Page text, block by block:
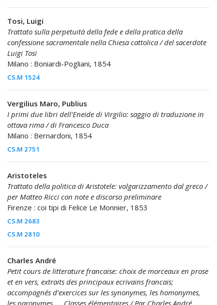
Tosi, Luigi
Trattato sulla perpetuità della fede e della pratica della
confessione sacramentale nella Chiesa cattolica / del sacerdote
Luigi Tosi
Milano : Boniardi-Pogliani, 1854
CS.M 1524
Vergilius Maro, Publius
I primi due libri dell'Eneide di Virgilio: saggio di traduzione in
ottava rima / di Francesco Duca
Milano : Bernardoni, 1854
CS.M 2751
Aristoteles
Trattato della politica di Aristotele: volgarizzamento dal greco /
per Matteo Ricci con note e discorso preliminare
Firenze : coi tipi di Felice Le Monnier, 1853
CS.M 2683
CS.M 2810
Charles André
Petit cours de litterature francaise: choix de morceaux en prose
et en vers, extraits des principaux ecrivains francais;
accompagnés d’exercices sur les synonymes, les homonymes,